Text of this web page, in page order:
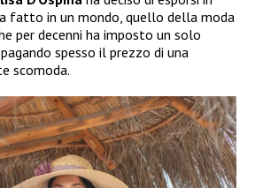
fatto in un mondo, quello della moda
per decenni ha imposto un solo
spesso il prezzo di una
scomoda.